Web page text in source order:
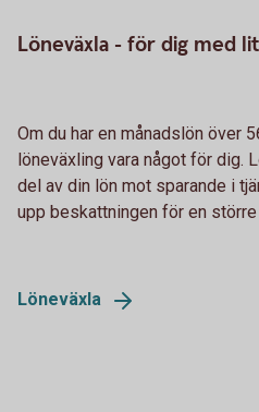
Löneväxla - för dig med
Om du har en månadslön över
löneväxling vara något för dig.
del av din lön mot sparande i
upp beskattningen för en
Löneväxla